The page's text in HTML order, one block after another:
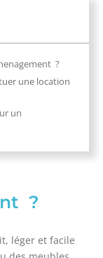
?
une location
un
?
léger et facile